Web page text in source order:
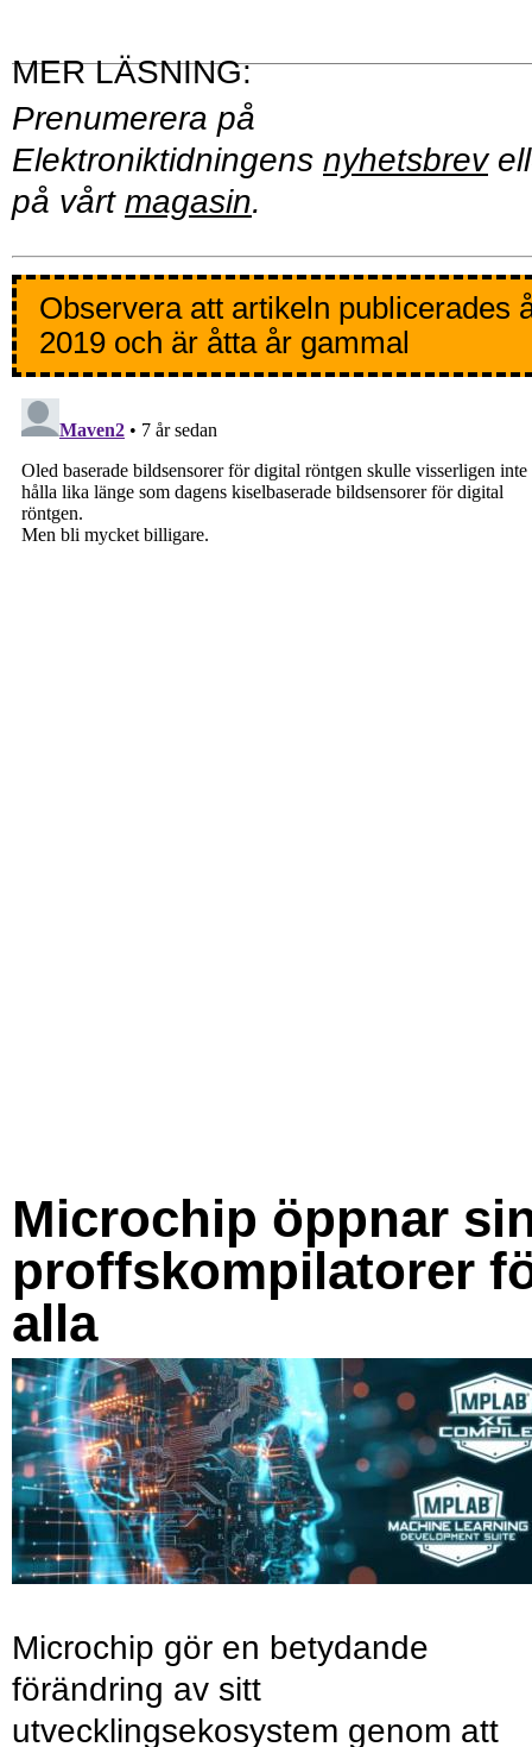
Prenumerera på
Elektroniktidningens nyhetsbrev
på vårt magasin.
Observera att artikeln publicerades
2019 och är åtta år gammal
Microchip öppnar
proffskompilatorer
alla
Microchip gör en betydande
förändring av sitt
utvecklingsekosystem genom att